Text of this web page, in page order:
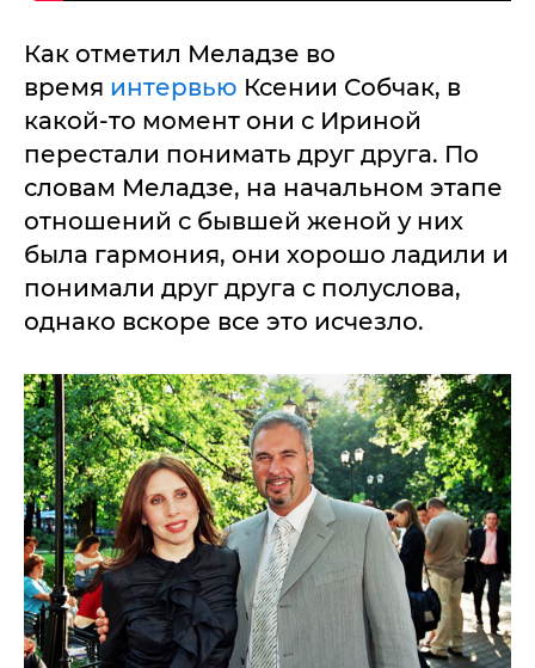
Как отметил Меладзе во
время интервью Ксении Собчак, в
какой-то момент они с Ириной
перестали понимать друг друга. По
словам Меладзе, на начальном этапе
отношений с бывшей женой у них
была гармония, они хорошо ладили и
понимали друг друга с полуслова,
однако вскоре все это исчезло.